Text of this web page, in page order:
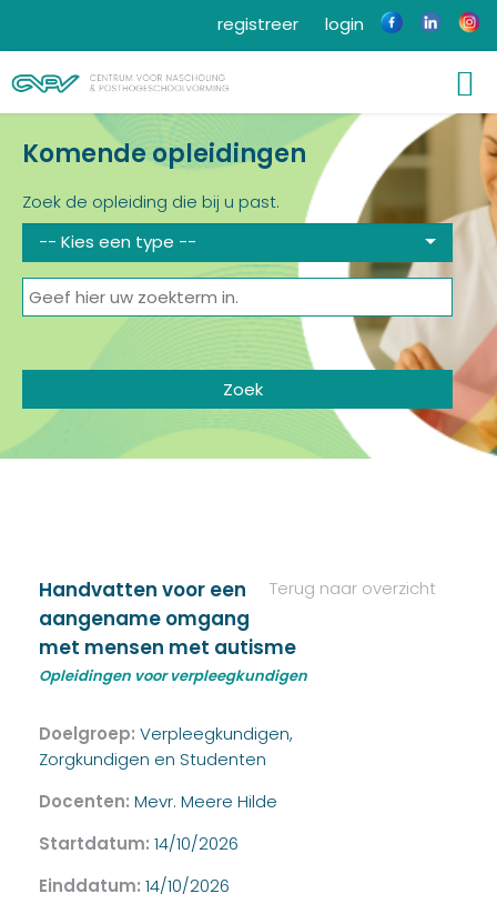
login
registreer
Komende opleidingen
Zoek de opleiding die bij u past.
-- Kies een type --
Terug naar overzicht
Handvatten voor een
aangename omgang
met mensen met autisme
Opleidingen voor verpleegkundigen
Doelgroep: Verpleegkundigen,
Zorgkundigen en Studenten
Docenten: Mevr. Meere Hilde
Startdatum: 14/10/2026
Einddatum: 14/10/2026